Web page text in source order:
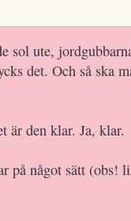
sol ute,
det. Och så ska
är den klar. Ja, klar.
på något sätt (obs!